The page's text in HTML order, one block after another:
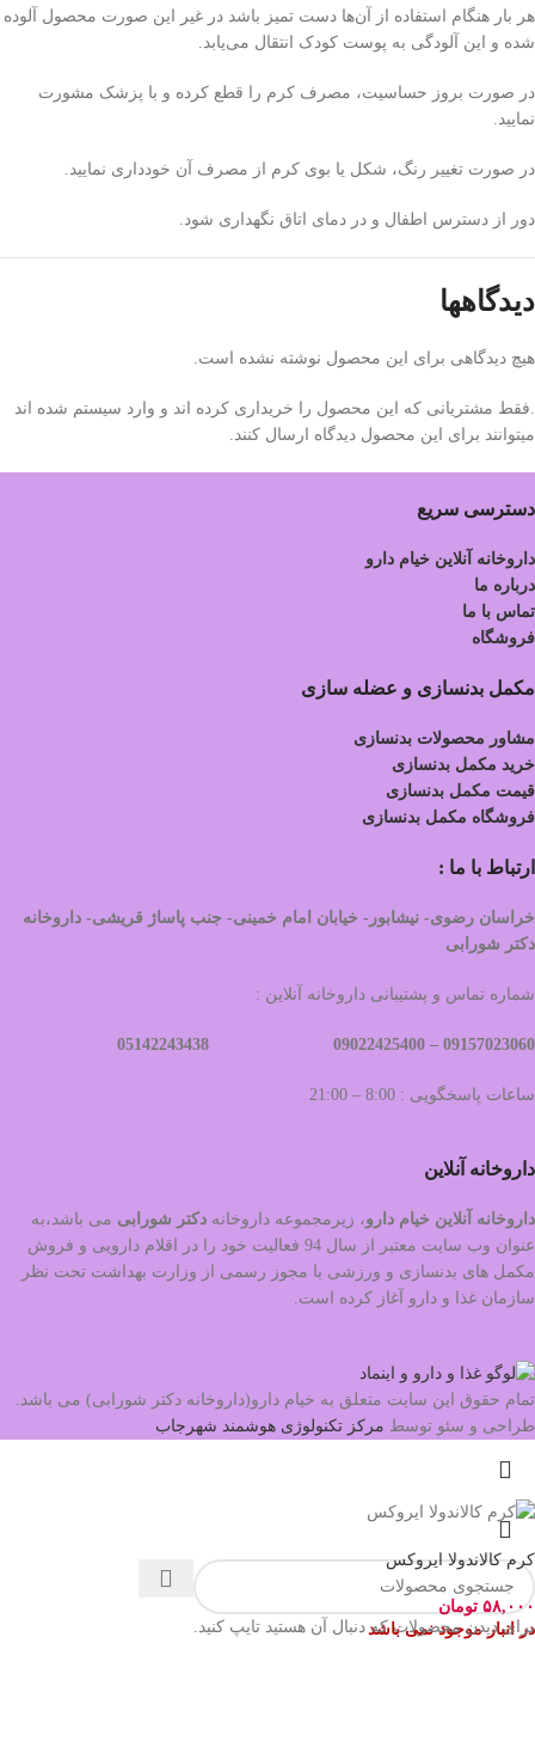
هر بار هنگام استفاده از آن‌ها دست تمیز باشد در غیر این صورت محصول آلوده
شده و این آلودگی به پوست کودک انتقال‌ می‌یابد.
در صورت بروز حساسیت، مصرف کرم را قطع کرده و با پزشک مشورت
نمایید.
در صورت تغییر رنگ، شکل یا بوی کرم از مصرف آن خودداری نمایید.
دور از دسترس اطفال و در دمای اتاق نگهداری شود.
دیدگاهها
هیچ دیدگاهی برای این محصول نوشته نشده است.
.فقط مشتریانی که این محصول را خریداری کرده اند و وارد سیستم شده اند
میتوانند برای این محصول دیدگاه ارسال کنند.
دسترسی سریع
داروخانه آنلاین خیام دارو
درباره ما
تماس با ما
فروشگاه
مکمل بدنسازی و عضله سازی
مشاور محصولات بدنسازی
خرید مکمل بدنسازی
قیمت مکمل بدنسازی
فروشگاه مکمل بدنسازی
ارتباط با ما :
خراسان رضوی- نیشابور- خیابان امام خمینی- جنب پاساژ قریشی- داروخانه
دکتر شورابی
شماره تماس و پشتیبانی داروخانه آنلاین :
09157023060 –
ساعات پاسخگویی : 8:00 – 21:00
داروخانه آنلاین
داروخانه آنلاین خیام دارو، زیرمجموعه داروخانه دکتر شورابی می باشد،به
عنوان وب سایت معتبر از سال 94 فعالیت خود را در اقلام دارویی و فروش
مکمل های بدنسازی و ورزشی با مجوز رسمی از وزارت بهداشت تحت نظر
سازمان غذا و دارو آغاز کرده است.
تمام حقوق این سایت متعلق به خیام دارو(داروخانه دکتر شورابی) می باشد.
طراحی و سئو توسط مرکز تکنولوژی هوشمند شهرجاب
برای دیدن محصولات که دنبال آن هستید تایپ کنید.
کرم کالاندولا ایروکس
۵۸,۰۰۰ تومان
در انبار موجود نمی باشد